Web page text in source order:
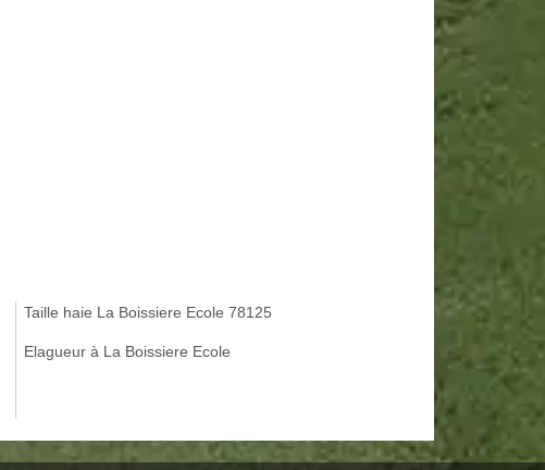
Taille haie La Boissiere Ecole 78125
Elagueur à La Boissiere Ecole